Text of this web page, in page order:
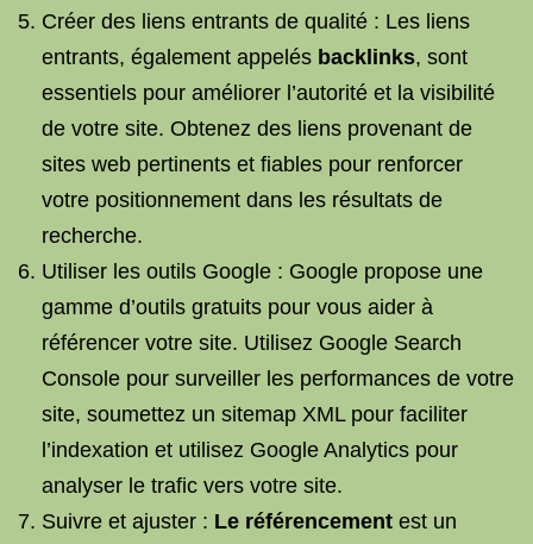
Créer des liens entrants de qualité : Les liens
entrants, également appelés backlinks, sont
essentiels pour améliorer l’autorité et la visibilité
de votre site. Obtenez des liens provenant de
sites web pertinents et fiables pour renforcer
votre positionnement dans les résultats de
recherche.
Utiliser les outils Google : Google propose une
gamme d’outils gratuits pour vous aider à
référencer votre site. Utilisez Google Search
Console pour surveiller les performances de votre
site, soumettez un sitemap XML pour faciliter
l’indexation et utilisez Google Analytics pour
analyser le trafic vers votre site.
Suivre et ajuster : Le référencement est un